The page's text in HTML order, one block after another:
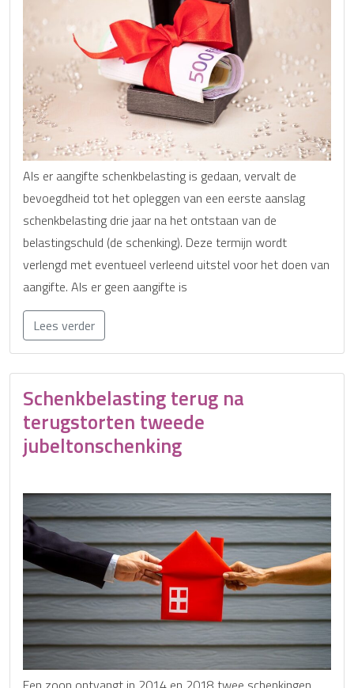
Als er aangifte schenkbelasting is gedaan, vervalt de
bevoegdheid tot het opleggen van een eerste aanslag
schenkbelasting drie jaar na het ontstaan van de
belastingschuld (de schenking). Deze termijn wordt
verlengd met eventueel verleend uitstel voor het doen van
aangifte. Als er geen aangifte is
Lees verder
Schenkbelasting terug na
terugstorten tweede
jubeltonschenking